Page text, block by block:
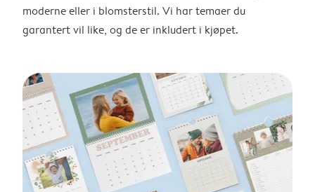
moderne eller i blomsterstil. Vi har temaer du
garantert vil like, og de er inkludert i kjøpet.